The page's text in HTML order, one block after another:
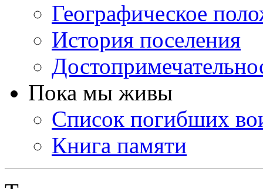
Географическое
История поселения
Пока мы живы
Список погибших
Книга памяти